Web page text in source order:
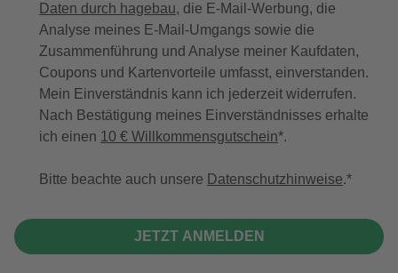
Daten durch hagebau, die E-Mail-Werbung, die
Analyse meines E-Mail-Umgangs sowie die
Zusammenführung und Analyse meiner Kaufdaten,
Coupons und Kartenvorteile umfasst, einverstanden.
Mein Einverständnis kann ich jederzeit widerrufen.
Nach Bestätigung meines Einverständnisses erhalte
ich einen 10 € Willkommensgutschein*.
Bitte beachte auch unsere Datenschutzhinweise.
JETZT ANMELDEN